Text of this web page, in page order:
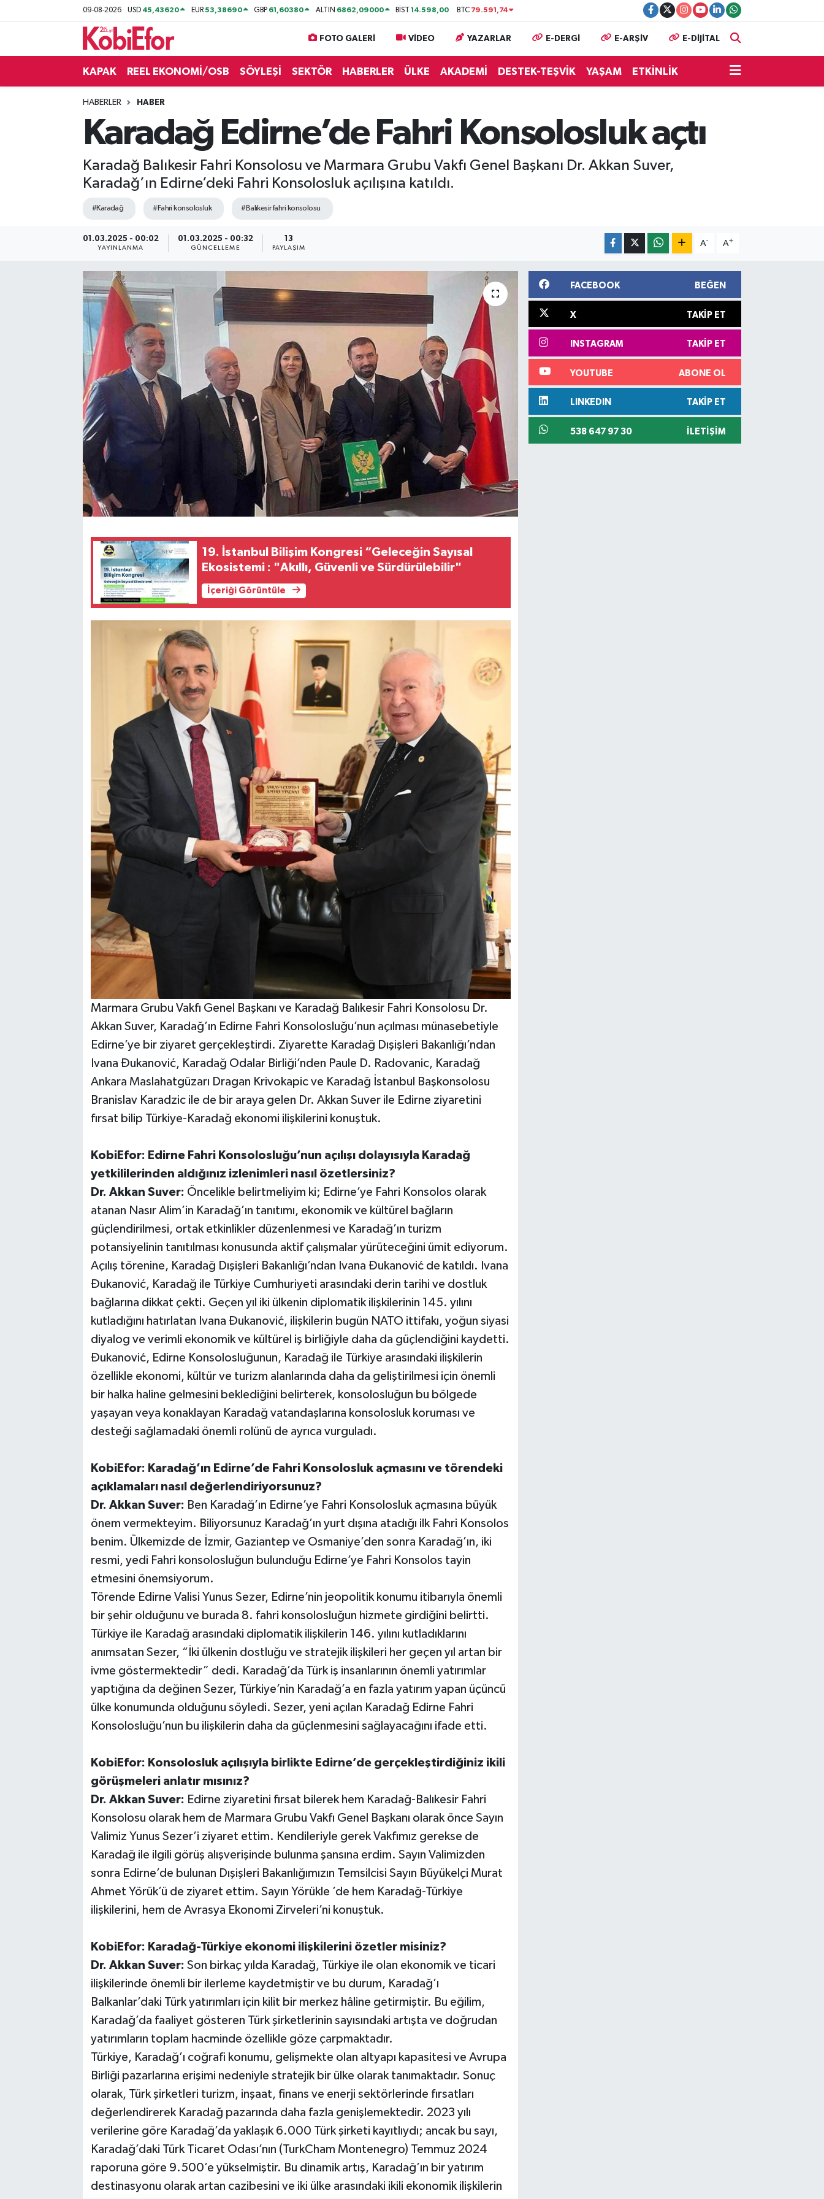
09-08-2026 USD 45,43620 EUR53,38690 GBP 61,60380 ALTIN 6862,09000 BİST14.598,00 BTC 79.591,74
FOTO GALERİ VİDEO YAZARLAR E-DERGİ E-ARŞİV E-DİJİTAL
KAPAK REEL EKONOMİ/OSB SÖYLEŞİ SEKTÖR HABERLER ÜLKE AKADEMİ DESTEK-TEŞVİK YAŞAM ETKİNLİK
HABERLER HABER
Karadağ Edirne’de Fahri Konsolosluk açtı
Karadağ Balıkesir Fahri Konsolosu ve Marmara Grubu Vakfı Genel Başkanı Dr. Akkan Suver,
Karadağ’ın Edirne’deki Fahri Konsolosluk açılışına katıldı.
#Karadağ #Fahri konsolosluk #Balıkesir fahri konsolosu
01.03.2025 - 00:02
YAYINLANMA
01.03.2025 - 00:32
GÜNCELLEME
13
PAYLAŞIM
A- A+
19. İstanbul Bilişim Kongresi “Geleceğin Sayısal
Ekosistemi : "Akıllı, Güvenli ve Sürdürülebilir"
İçeriği Görüntüle
Marmara Grubu Vakfı Genel Başkanı ve Karadağ Balıkesir Fahri Konsolosu Dr.
Akkan Suver, Karadağ’ın Edirne Fahri Konsolosluğu’nun açılması münasebetiyle
Edirne’ye bir ziyaret gerçekleştirdi. Ziyarette Karadağ Dışişleri Bakanlığı’ndan
Ivana Đukanović, Karadağ Odalar Birliği’nden Paule D. Radovanic, Karadağ
Ankara Maslahatgüzarı Dragan Krivokapic ve Karadağ İstanbul Başkonsolosu
Branislav Karadzic ile de bir araya gelen Dr. Akkan Suver ile Edirne ziyaretini
fırsat bilip Türkiye-Karadağ ekonomi ilişkilerini konuştuk.
KobiEfor: Edirne Fahri Konsolosluğu’nun açılışı dolayısıyla Karadağ
yetkililerinden aldığınız izlenimleri nasıl özetlersiniz?
Dr. Akkan Suver: Öncelikle belirtmeliyim ki; Edirne’ye Fahri Konsolos olarak
atanan Nasır Alim’in Karadağ’ın tanıtımı, ekonomik ve kültürel bağların
güçlendirilmesi, ortak etkinlikler düzenlenmesi ve Karadağ’ın turizm
potansiyelinin tanıtılması konusunda aktif çalışmalar yürüteceğini ümit ediyorum.
Açılış törenine, Karadağ Dışişleri Bakanlığı’ndan Ivana Đukanović de katıldı. Ivana
Đukanović, Karadağ ile Türkiye Cumhuriyeti arasındaki derin tarihi ve dostluk
bağlarına dikkat çekti. Geçen yıl iki ülkenin diplomatik ilişkilerinin 145. yılını
kutladığını hatırlatan Ivana Đukanović, ilişkilerin bugün NATO ittifakı, yoğun siyasi
diyalog ve verimli ekonomik ve kültürel iş birliğiyle daha da güçlendiğini kaydetti.
Đukanović, Edirne Konsolosluğunun, Karadağ ile Türkiye arasındaki ilişkilerin
özellikle ekonomi, kültür ve turizm alanlarında daha da geliştirilmesi için önemli
bir halka haline gelmesini beklediğini belirterek, konsolosluğun bu bölgede
yaşayan veya konaklayan Karadağ vatandaşlarına konsolosluk koruması ve
desteği sağlamadaki önemli rolünü de ayrıca vurguladı.
KobiEfor: Karadağ’ın Edirne’de Fahri Konsolosluk açmasını ve törendeki
açıklamaları nasıl değerlendiriyorsunuz?
Dr. Akkan Suver: Ben Karadağ’ın Edirne’ye Fahri Konsolosluk açmasına büyük
önem vermekteyim. Biliyorsunuz Karadağ’ın yurt dışına atadığı ilk Fahri Konsolos
benim. Ülkemizde de İzmir, Gaziantep ve Osmaniye’den sonra Karadağ’ın, iki
resmi, yedi Fahri konsolosluğun bulunduğu Edirne’ye Fahri Konsolos tayin
etmesini önemsiyorum.
Törende Edirne Valisi Yunus Sezer, Edirne’nin jeopolitik konumu itibarıyla önemli
bir şehir olduğunu ve burada 8. fahri konsolosluğun hizmete girdiğini belirtti.
Türkiye ile Karadağ arasındaki diplomatik ilişkilerin 146. yılını kutladıklarını
anımsatan Sezer, “İki ülkenin dostluğu ve stratejik ilişkileri her geçen yıl artan bir
ivme göstermektedir” dedi. Karadağ’da Türk iş insanlarının önemli yatırımlar
yaptığına da değinen Sezer, Türkiye’nin Karadağ’a en fazla yatırım yapan üçüncü
ülke konumunda olduğunu söyledi. Sezer, yeni açılan Karadağ Edirne Fahri
Konsolosluğu’nun bu ilişkilerin daha da güçlenmesini sağlayacağını ifade etti.
KobiEfor: Konsolosluk açılışıyla birlikte Edirne’de gerçekleştirdiğiniz ikili
görüşmeleri anlatır mısınız?
Dr. Akkan Suver: Edirne ziyaretini fırsat bilerek hem Karadağ-Balıkesir Fahri
Konsolosu olarak hem de Marmara Grubu Vakfı Genel Başkanı olarak önce Sayın
Valimiz Yunus Sezer’i ziyaret ettim. Kendileriyle gerek Vakfımız gerekse de
Karadağ ile ilgili görüş alışverişinde bulunma şansına erdim. Sayın Valimizden
sonra Edirne’de bulunan Dışişleri Bakanlığımızın Temsilcisi Sayın Büyükelçi Murat
Ahmet Yörük’ü de ziyaret ettim. Sayın Yörükle ’de hem Karadağ-Türkiye
ilişkilerini, hem de Avrasya Ekonomi Zirveleri’ni konuştuk.
KobiEfor: Karadağ-Türkiye ekonomi ilişkilerini özetler misiniz?
Dr. Akkan Suver: Son birkaç yılda Karadağ, Türkiye ile olan ekonomik ve ticari
ilişkilerinde önemli bir ilerleme kaydetmiştir ve bu durum, Karadağ’ı
Balkanlar’daki Türk yatırımları için kilit bir merkez hâline getirmiştir. Bu eğilim,
Karadağ’da faaliyet gösteren Türk şirketlerinin sayısındaki artışta ve doğrudan
yatırımların toplam hacminde özellikle göze çarpmaktadır.
Türkiye, Karadağ’ı coğrafi konumu, gelişmekte olan altyapı kapasitesi ve Avrupa
Birliği pazarlarına erişimi nedeniyle stratejik bir ülke olarak tanımaktadır. Sonuç
olarak, Türk şirketleri turizm, inşaat, finans ve enerji sektörlerinde fırsatları
değerlendirerek Karadağ pazarında daha fazla genişlemektedir. 2023 yılı
verilerine göre Karadağ’da yaklaşık 6.000 Türk şirketi kayıtlıydı; ancak bu sayı,
Karadağ’daki Türk Ticaret Odası’nın (TurkCham Montenegro) Temmuz 2024
raporuna göre 9.500’e yükselmiştir. Bu dinamik artış, Karadağ’ın bir yatırım
destinasyonu olarak artan cazibesini ve iki ülke arasındaki ikili ekonomik ilişkilerin
FACEBOOK BEĞEN
X TAKIP ET
INSTAGRAM TAKIP ET
YOUTUBE ABONE OL
LINKEDIN TAKIP ET
538 647 97 30 İLETIŞIM
BİLİŞİM PANO
ŞİRKET PANO